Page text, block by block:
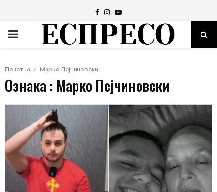
Facebook
Instagram
Youtube
PRIMARY
Почетна Марко Пејчиновски
Ознака : Марко Пејчиновски